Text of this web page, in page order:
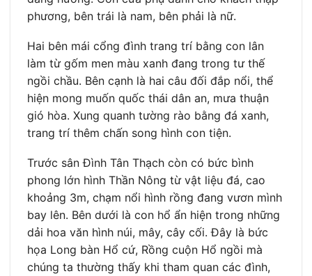
phương, bên trái là nam, bên phải là nữ.
Hai bên mái cổng đình trang trí bằng con lân
làm từ gốm men màu xanh đang trong tư thế
ngồi chầu. Bên cạnh là hai câu đối đắp nổi, thể
hiện mong muốn quốc thái dân an, mưa thuận
gió hòa. Xung quanh tường rào bằng đá xanh,
trang trí thêm chấn song hình con tiện.
Trước sân Đình Tân Thạch còn có bức bình
phong lớn hình Thần Nông từ vật liệu đá, cao
khoảng 3m, chạm nổi hình rồng đang vươn mình
bay lên. Bên dưới là con hổ ẩn hiện trong những
dải hoa văn hình núi, mây, cây cối. Đây là bức
họa Long bàn Hổ cứ, Rồng cuộn Hổ ngồi mà
chúng ta thường thấy khi tham quan các đình,